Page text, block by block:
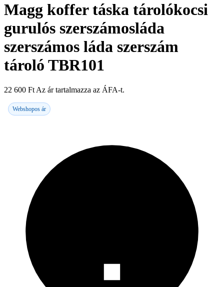
Magg koffer táska tárolókocsi
gurulós szerszámosláda
szerszámos láda szerszám
tároló TBR101
22 600 Ft Az ár tartalmazza az ÁFA-t.
Webshopos ár